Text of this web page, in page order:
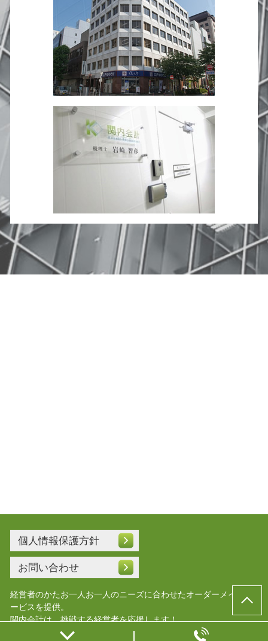
個人情報保護方針
お問い合わせ
経営者のかたお一人お一人のニーズに合わせたオーダーメイドサ
ービスを提供。
関内会計は、挑戦する経営者を応援します！
© 横浜会社設立.com